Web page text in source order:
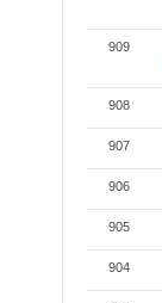
909
908
907
906
905
904